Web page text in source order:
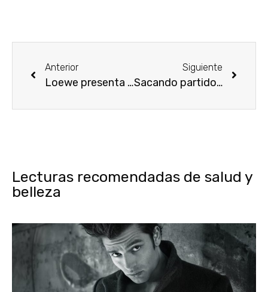
Anterior
Loewe presenta Aura, su nueva fragancia femenina
Siguiente
Sacando partido al azúcar
Lecturas recomendadas de salud y
belleza